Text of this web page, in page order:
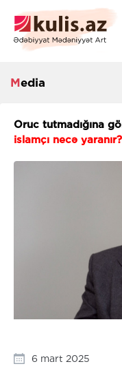
Media
Oruc tutmadığına
islamçı necə yaranır?
6 mart 2025